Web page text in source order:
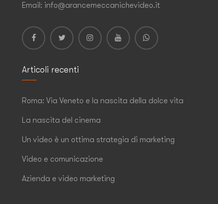
Email: info@arancemeccanichevideo.it
Articoli recenti
Roma: Via Veneto e la nascita della dolce vita
La nascita del cinema
Un video è un ottima strategia di marketing
Video e comunicazione
Azienda e video marketing